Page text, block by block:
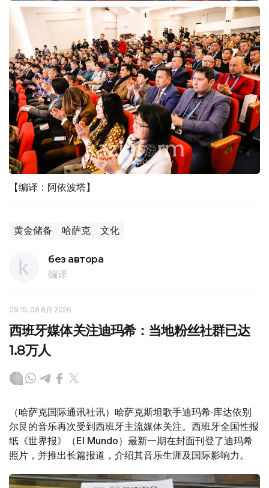
【编译：阿依波塔】
黄金储备 哈萨克 文化
без автора
编译
09:15, 08 8月 2026
西班牙媒体关注迪玛希：当地粉丝社群已达
1.8万人
（哈萨克国际通讯社讯）哈萨克斯坦歌手迪玛希·库达依别
尔艮的音乐再次受到西班牙主流媒体关注。西班牙全国性报
纸《世界报》（El Mundo）最新一期在封面刊登了迪玛希
照片，并推出长篇报道，介绍其音乐生涯及国际影响力。